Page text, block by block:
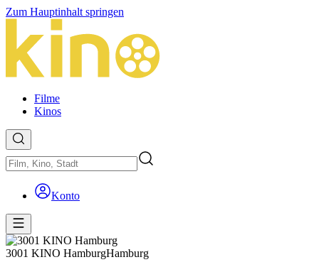
Zum Hauptinhalt springen
Filme
Kinos
Konto
3001 KINO HamburgHamburg